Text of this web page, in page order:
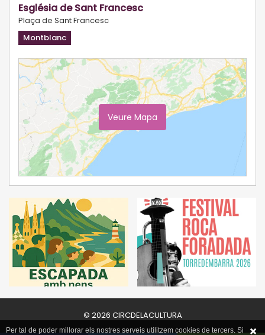
Església de Sant Francesc
Plaça de Sant Francesc
Montblanc
Veure Mapa
© 2026 CIRCDELACULTURA
Per tal de poder millorar els nostres serveis utilitzem cookies de tercers. Si